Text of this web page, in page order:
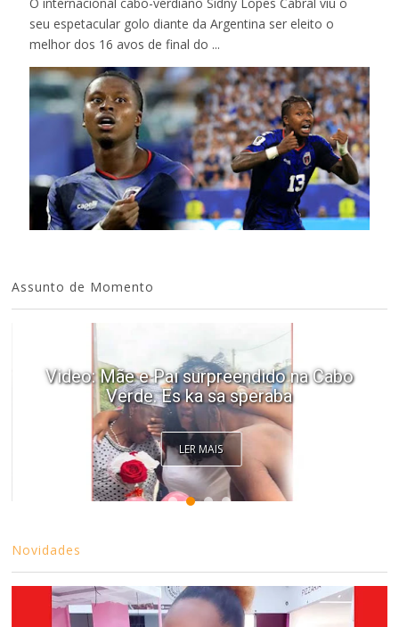
O internacional cabo-verdiano Sidny Lopes Cabral viu o
seu espetacular golo diante da Argentina ser eleito o
melhor dos 16 avos de final do ...
Assunto de Momento
Video: Mãe e Pai surpreendido na Cabo
Verde. Es ka sa speraba
LER MAIS
Novidades